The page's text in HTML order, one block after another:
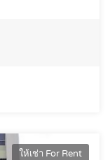
ให้เช่า For Rent